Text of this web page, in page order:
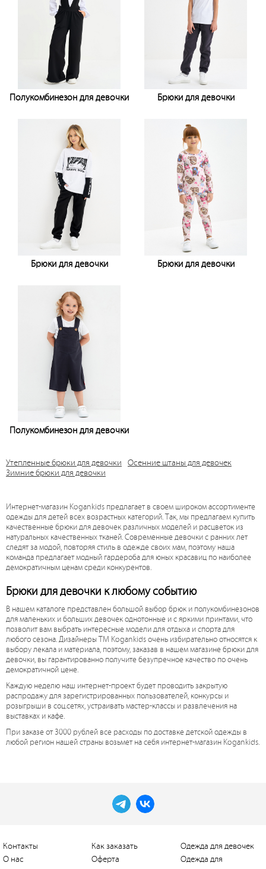
Полукомбинезон для девочки
Брюки для девочки
Брюки для девочки
Брюки для девочки
Полукомбинезон для девочки
Утепленные брюки для девочки
Осенние штаны для девочек
Зимние брюки для девочки
Интернет-магазин Kogankids предлагает в своем широком ассортименте
одежды для детей всех возрастных категорий. Так, мы предлагаем купить
качественные брюки для девочек различных моделей и расцветок из
натуральных качественных тканей. Современные девочки с ранних лет
следят за модой, повторяя стиль в одежде своих мам, поэтому наша
команда предлагает модный гардероба для юных красавиц по наиболее
демократичным ценам среди конкурентов.
Брюки для девочки к любому событию
В нашем каталоге представлен большой выбор брюк и полукомбинезонов
для маленьких и больших девочек однотонные и с яркими принтами, что
позволит вам выбрать интересные модели для отдыха и спорта для
любого сезона. Дизайнеры ТМ Kogankids очень избирательно относятся к
выбору лекала и материала, поэтому, заказав в нашем магазине брюки для
девочки, вы гарантированно получите безупречное качество по очень
демократичной цене.
Каждую неделю наш интернет-проект будет проводить закрытую
распродажу для зарегистрированных пользователей, конкурсы и
розыгрыши в соц.сетях, устраивать мастер-классы и развлечения на
выставках и кафе.
При заказе от 3000 рублей все расходы по доставке детской одежды в
любой регион нашей страны возьмет на себя интернет-магазин Kogankids.
Контакты
О нас
Как заказать
Оферта
Одежда для девочек
Одежда для